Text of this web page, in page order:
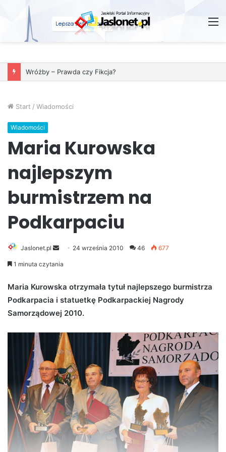
Wróżby – Prawda czy Fikcja?
Start / Wiadomości
Wiadomości
Maria Kurowska
najlepszym
burmistrzem na
Podkarpaciu
Jaslonet.pl
e
d
a
n
m
a
i
l
24 września 2010 46 677
1 minuta czytania
Maria Kurowska otrzymała tytuł najlepszego burmistrza
Podkarpacia i statuetkę Podkarpackiej Nagrody
Samorządowej 2010.